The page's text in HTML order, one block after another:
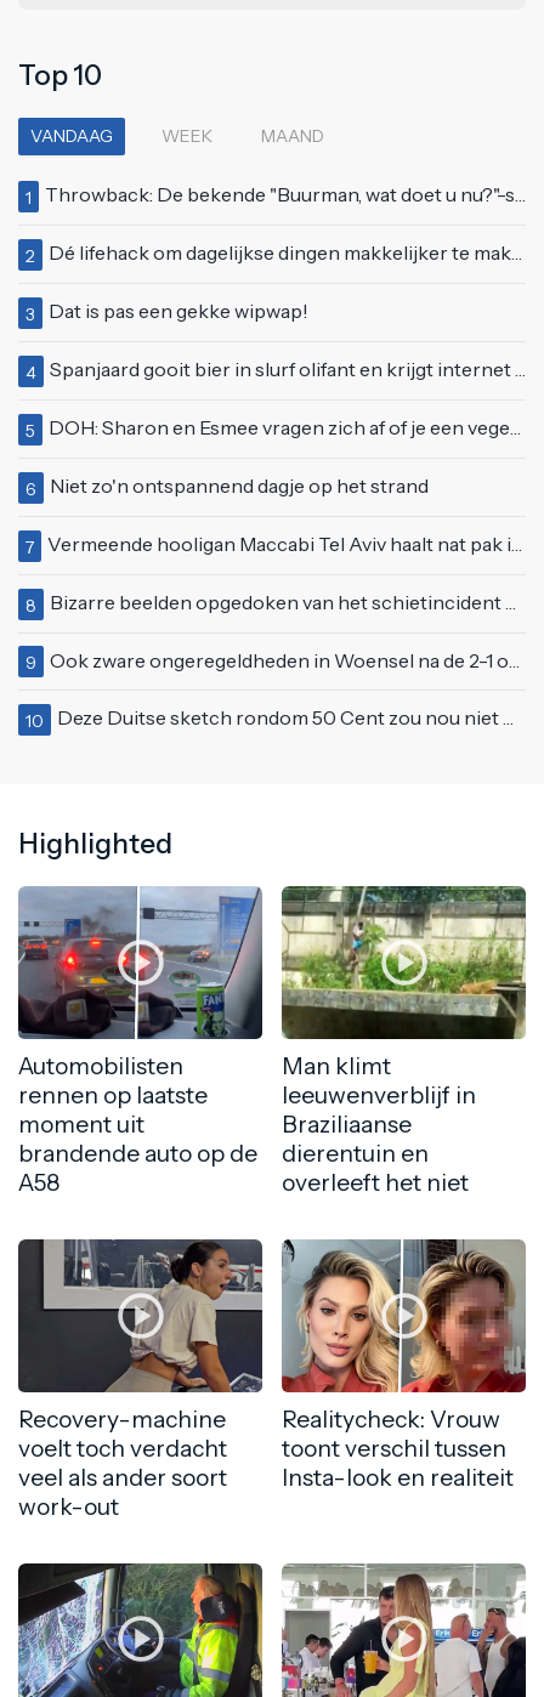
Top 10
VANDAAG WEEK MAAND
1 Throwback: De bekende "Buurman, wat doet u nu?"-scène uit Flodder met Tatjana Šimić
2 Dé lifehack om dagelijkse dingen makkelijker te maken
3 Dat is pas een gekke wipwap!
4 Spanjaard gooit bier in slurf olifant en krijgt internet over zich heen
5 DOH: Sharon en Esmee vragen zich af of je een vegetariër bent als je kip eet
6 Niet zo'n ontspannend dagje op het strand
7 Vermeende hooligan Maccabi Tel Aviv haalt nat pak in Amsterdamse gracht
8 Bizarre beelden opgedoken van het schietincident Vinkhuizen Bar in Groningen
9 Ook zware ongeregeldheden in Woensel na de 2-1 overwinning op Turkije
10 Deze Duitse sketch rondom 50 Cent zou nou niet meer op tv kunnen
Highlighted
Automobilisten
rennen op laatste
moment uit
brandende auto op de
A58
Man klimt
leeuwenverblijf in
Braziliaanse
dierentuin en
overleeft het niet
Recovery-machine
voelt toch verdacht
veel als ander soort
work-out
Realitycheck: Vrouw
toont verschil tussen
Insta-look en realiteit